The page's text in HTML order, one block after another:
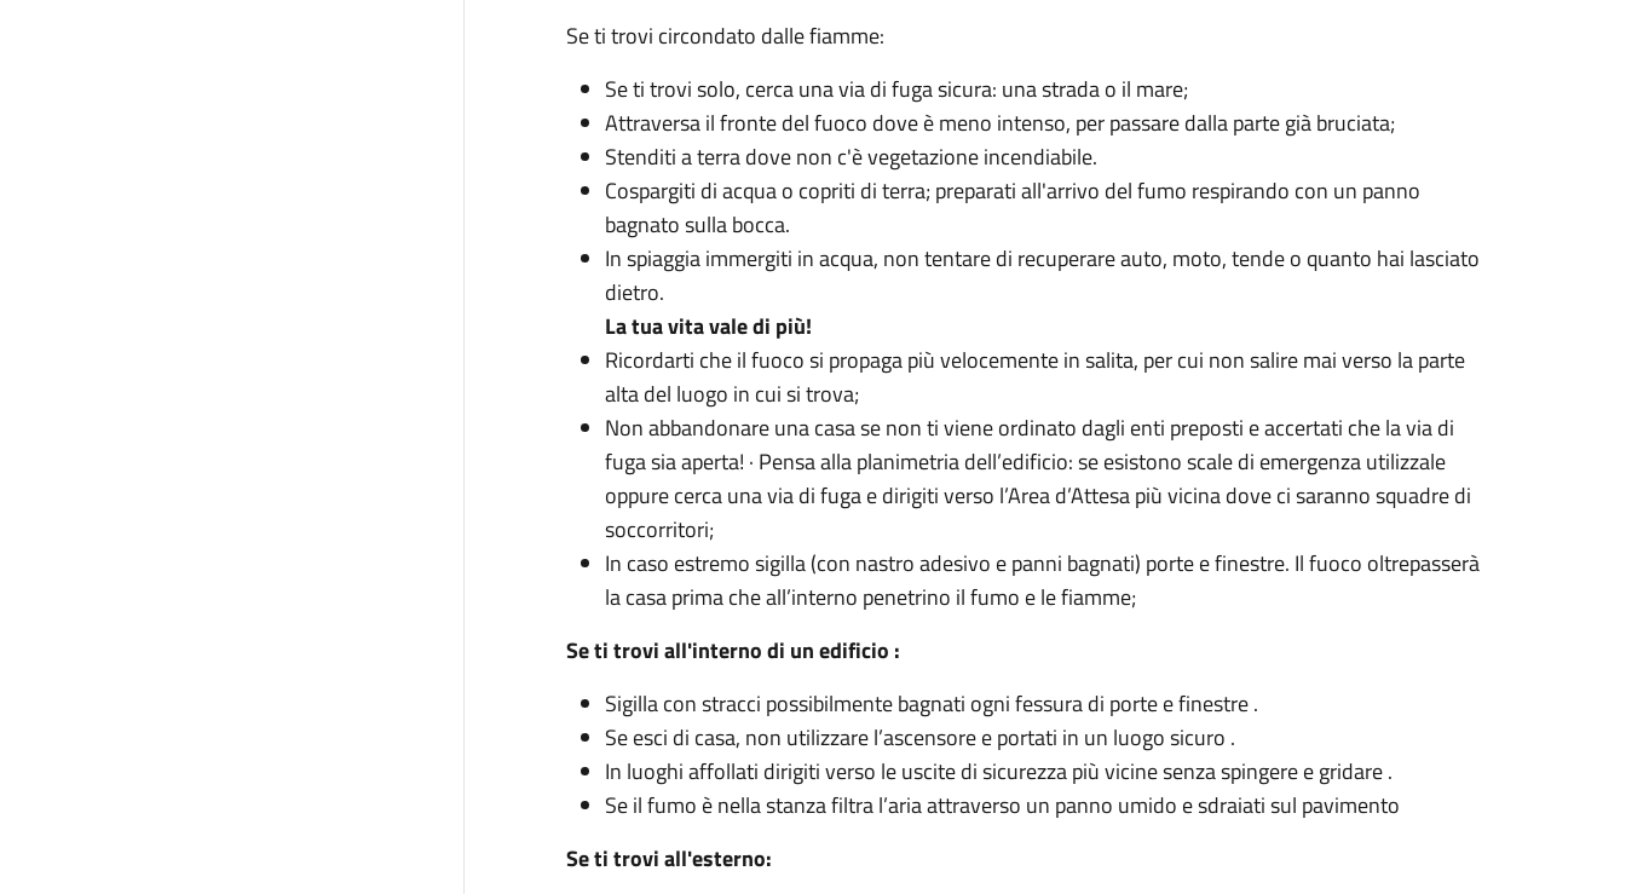
Se ti trovi circondato dalle fiamme:
Se ti trovi solo, cerca una via di fuga sicura: una strada o il mare;
Attraversa il fronte del fuoco dove è meno intenso, per passare dalla parte già bruciata;
Stenditi a terra dove non c'è vegetazione incendiabile.
Cospargiti di acqua o copriti di terra; preparati all'arrivo del fumo respirando con un panno
bagnato sulla bocca.
In spiaggia immergiti in acqua, non tentare di recuperare auto, moto, tende o quanto hai lasciato
dietro.
La tua vita vale di più!
Ricordarti che il fuoco si propaga più velocemente in salita, per cui non salire mai verso la parte
alta del luogo in cui si trova;
Non abbandonare una casa se non ti viene ordinato dagli enti preposti e accertati che la via di
fuga sia aperta! · Pensa alla planimetria dell’edificio: se esistono scale di emergenza utilizzale
oppure cerca una via di fuga e dirigiti verso l’Area d’Attesa più vicina dove ci saranno squadre di
soccorritori;
In caso estremo sigilla (con nastro adesivo e panni bagnati) porte e finestre. Il fuoco oltrepasserà
la casa prima che all’interno penetrino il fumo e le fiamme;
Se ti trovi all'interno di un edificio :
Sigilla con stracci possibilmente bagnati ogni fessura di porte e finestre .
Se esci di casa, non utilizzare l’ascensore e portati in un luogo sicuro .
In luoghi affollati dirigiti verso le uscite di sicurezza più vicine senza spingere e gridare .
Se il fumo è nella stanza filtra l’aria attraverso un panno umido e sdraiati sul pavimento
Se ti trovi all'esterno: